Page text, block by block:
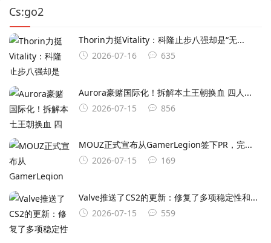
Cs:go2
Thorin力挺Vitality：科隆止步八强却是“无...
2026-07-16
635
Aurora豪赌国际化！拆解本土王朝换血 四人...
2026-07-15
856
MOUZ正式宣布从GamerLegion签下⁠PR⁠，完...
2026-07-15
169
Valve推送了CS2的更新：修复了多项稳定性和...
2026-07-15
559